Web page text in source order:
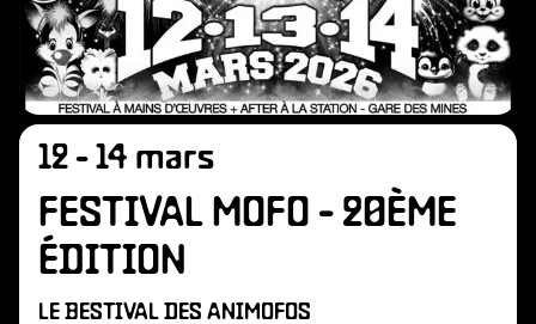
12 - 14 mars
FESTIVAL MOFO - 20ÈME
ÉDITION
LE BESTIVAL DES ANIMOFOS